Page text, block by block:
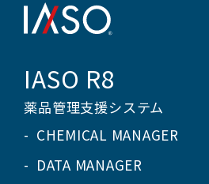
IASO R8
薬品管理支援システム
CHEMICAL MANAGER
DATA MANAGER